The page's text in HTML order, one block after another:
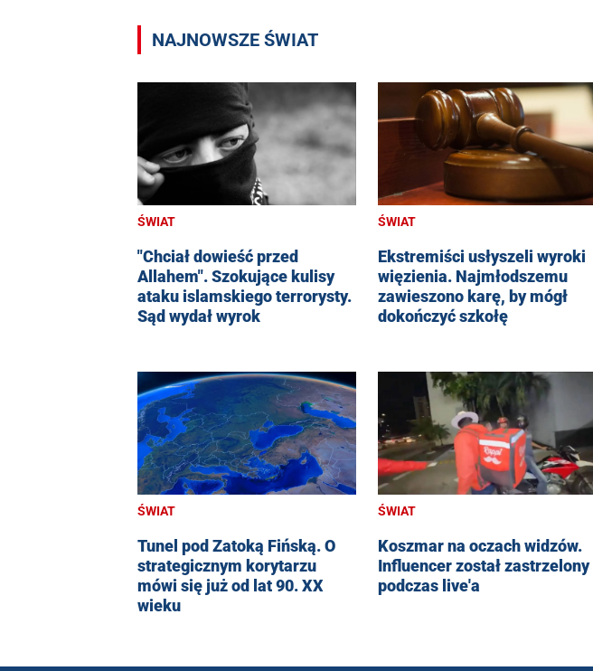
NAJNOWSZE ŚWIAT
ŚWIAT
"Chciał dowieść przed
Allahem". Szokujące kulisy
ataku islamskiego terrorysty.
Sąd wydał wyrok
ŚWIAT
Ekstremiści usłyszeli wyroki
więzienia. Najmłodszemu
zawieszono karę, by mógł
dokończyć szkołę
ŚWIAT
Tunel pod Zatoką Fińską. O
strategicznym korytarzu
mówi się już od lat 90. XX
wieku
ŚWIAT
Koszmar na oczach widzów.
Influencer został zastrzelony
podczas live'a